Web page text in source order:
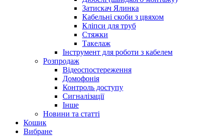
Затискач Ялинка
Кабельні скоби з цвяхом
Кліпси для труб
Стяжки
Такелаж
Інструмент для роботи з кабелем
Розпродаж
Відеоспостереження
Домофонія
Контроль доступу
Сигналізації
Інше
Новини та статті
Кошик
Вибране